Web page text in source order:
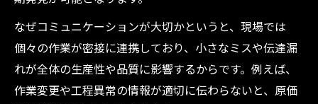
なぜコミュニケーションが大切かというと、現場では
個々の作業が密接に連携しており、小さなミスや伝達漏
れが全体の生産性や品質に影響するからです。例えば、
作業変更や工程異常の情報が適切に伝わらないと、原価